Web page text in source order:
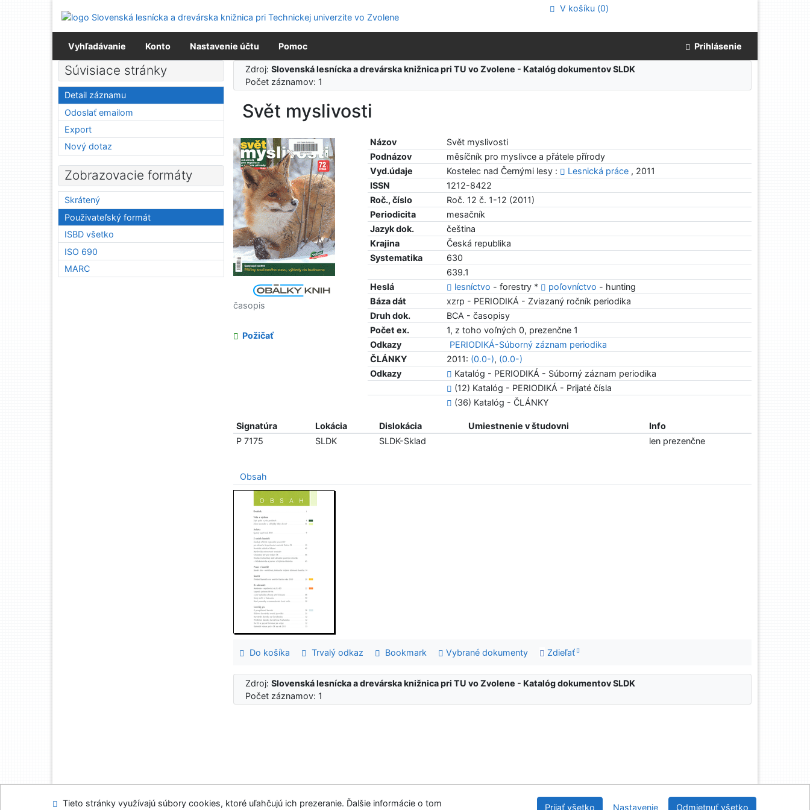
Prejsť na menu
Prehlásenie o webovej prístupnosti
V košíku (0)
Vyhľadávanie Konto Nastavenie účtu Pomoc Prihlásenie
Zdroj:Slovenská lesnícka a drevárska knižnica pri TU vo Zvolene - Katalóg dokumentov SLDK
Počet záznamov: 1
Svět myslivosti
Názov
Svět myslivosti
Podnázov
měsíčník pro myslivce a přátele přírody
Vyd.údaje
Kostelec nad Černými lesy : Lesnická práce , 2011
ISSN
1212-8422
Roč., číslo
Roč. 12 č. 1-12 (2011)
Periodicita
mesačník
Jazyk dok.
čeština
Krajina
Česká republika
Systematika
630
639.1
Heslá
lesníctvo - forestry * poľovníctvo - hunting
Báza dát
xzrp - PERIODIKÁ - Zviazaný ročník periodika
Druh dok.
BCA - časopisy
Počet ex.
1, z toho voľných 0, prezenčne 1
Odkazy
PERIODIKÁ-Súborný záznam periodika
ČLÁNKY
2011: (0.0-), (0.0-)
Odkazy
Katalóg - PERIODIKÁ - Súborný záznam periodika
(12) Katalóg - PERIODIKÁ - Prijaté čísla
(36) Katalóg - ČLÁNKY
časopis
Požičať
Signatúra Lokácia Dislokácia Umiestnenie v študovni
Info
P 7175
SLDK SLDK-Sklad len prezenčne
Obsah
Do košíka Trvalý odkaz Bookmark Vybrané dokumenty Zdieľať
Zdroj:Slovenská lesnícka a drevárska knižnica pri TU vo Zvolene - Katalóg dokumentov SLDK
Počet záznamov: 1
Súvisiace stránky
Detail záznamu
Odoslať emailom
Export
Nový dotaz
Zobrazovacie formáty
Skrátený
Použivateľský formát
ISBD všetko
ISO 690
MARC
Mapa stránok Prístupnosť Súkromie Modul OpenSearch Slovenská lesnícka a drevárska knižnica pri Technickej univerzite
Tieto stránky využívajú súbory cookies, ktoré uľahčujú ich prezeranie. Ďalšie informácie o tom Prijať všetko Nastavenie Odmietnuť všetko